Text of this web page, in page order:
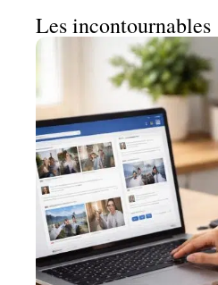
Les incontournables